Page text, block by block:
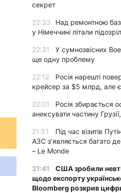
секрет
22:33
Над ремонтною
у Німеччині літали
22:31
У сумнозвісних
ще одну проблему
22:12
Росія нарешті
крейсер за $5 млрд, але
22:01
Росія збирається
анексувати частину
21:51
Під час візитів
АЗС з’являється багато
– Le Monde
21:41
США зробили
щодо експорту
Bloomberg розкрив